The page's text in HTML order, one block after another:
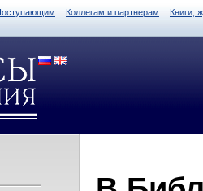
Коллегам и партнерам Книги,